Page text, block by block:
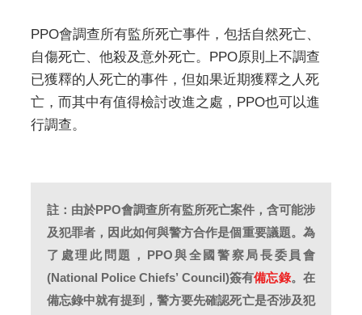
PPO會調查所有監所死亡事件，包括自然死亡、
自傷死亡、他殺及意外死亡。PPO原則上不調查
已獲釋的人死亡的事件，但如果近期獲釋之人死
亡，而其中有值得檢討改進之處，PPO也可以進
行調查。
註：由於PPO會調查所有監所死亡案件，含可能涉
及犯罪者，因此如何與警方合作是個重要議題。為
了處理此問題，PPO與全國警察局長委員會
(National Police Chiefs’ Council)簽有備忘錄。在
備忘錄中就有提到，警方要先確認死亡是否涉及犯